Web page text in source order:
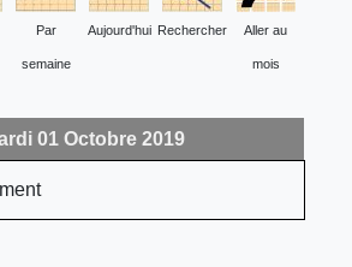
Par
semaine
Aujourd'hui Rechercher Aller au
mois
01 Octobre 2019